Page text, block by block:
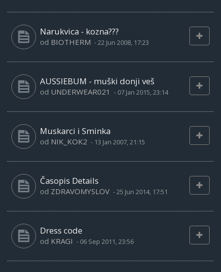
Narukvica - kozna???
od BIOTHERM -22 Jun 2008, 17:23
AUSSIEBUM - muški donji veš
od UNDERWEAR021 - 07 Jan 2015, 23:14
Muskarci i Sminka
od NIK_KOK2 - 13 Jan 2007, 21:15
Časopis Details
od ZDRAVOMYSLOV -25 Jun 2014, 17:51
Dress code
od KRAGI - 06 Sep 2011, 23:56